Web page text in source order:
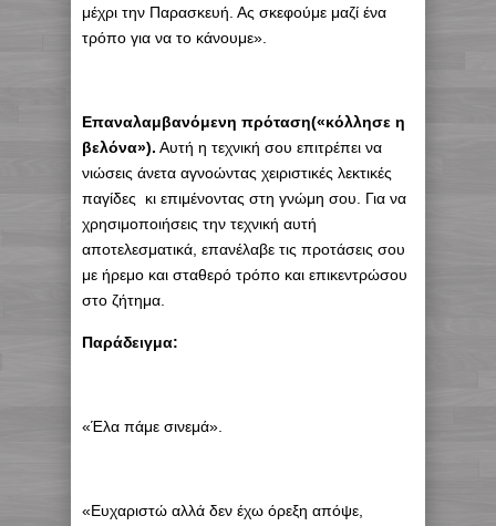
μέχρι την Παρασκευή. Ας σκεφούμε μαζί ένα
τρόπο για να το κάνουμε».
Επαναλαμβανόμενη πρόταση(«κόλλησε η
βελόνα»). Αυτή η τεχνική σου επιτρέπει να
νιώσεις άνετα αγνοώντας χειριστικές λεκτικές
παγίδες κι επιμένοντας στη γνώμη σου. Για να
χρησιμοποιήσεις την τεχνική αυτή
αποτελεσματικά, επανέλαβε τις προτάσεις σου
με ήρεμο και σταθερό τρόπο και επικεντρώσου
στο ζήτημα.
Παράδειγμα:
«Έλα πάμε σινεμά».
«Ευχαριστώ αλλά δεν έχω όρεξη απόψε,